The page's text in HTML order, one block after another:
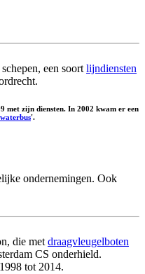
een soort lijndiensten
met zijn diensten. In 2002 kwam er een
waterbus'.
ondernemingen. Ook
die metdraagvleugelboten
CS onderhield.
tot 2014.